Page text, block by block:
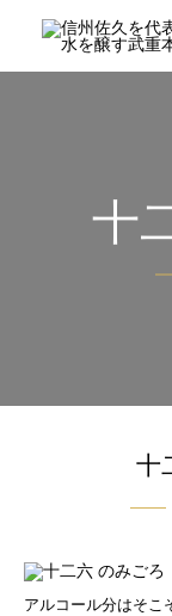
十
十
アルコール分はそこ